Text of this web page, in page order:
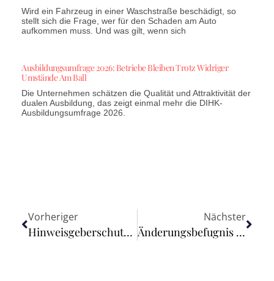
Wird ein Fahrzeug in einer Waschstraße beschädigt, so
stellt sich die Frage, wer für den Schaden am Auto
aufkommen muss. Und was gilt, wenn sich
Ausbildungsumfrage 2026: Betriebe Bleiben Trotz Widriger
Umstände Am Ball
Die Unternehmen schätzen die Qualität und Attraktivität der
dualen Ausbildung, das zeigt einmal mehr die DIHK-
Ausbildungsumfrage 2026.
Vorheriger
Hinweisgeberschutz reloaded
Nächster
Änderungsbefugnis nach § 175b Abs. 1 AO bei zutreffender Berücksichtigung der ursprünglich übermittelten Daten